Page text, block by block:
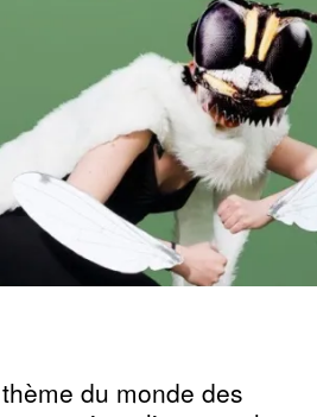
du monde des